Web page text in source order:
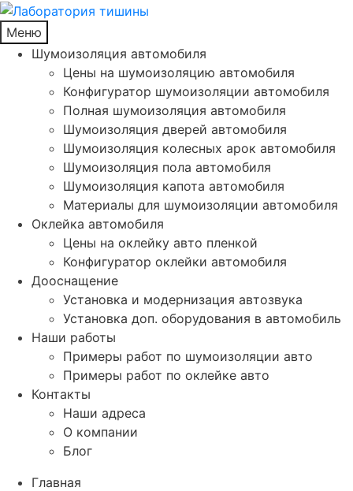
Меню
Шумоизоляция автомобиля
Цены на шумоизоляцию автомобиля
Конфигуратор шумоизоляции автомобиля
Полная шумоизоляция автомобиля
Шумоизоляция дверей автомобиля
Шумоизоляция колесных арок автомобиля
Шумоизоляция пола автомобиля
Шумоизоляция капота автомобиля
Материалы для шумоизоляции автомобиля
Оклейка автомобиля
Цены на оклейку авто пленкой
Конфигуратор оклейки автомобиля
Дооснащение
Установка и модернизация автозвука
Установка доп. оборудования в автомобиль
Наши работы
Примеры работ по шумоизоляции авто
Примеры работ по оклейке авто
Контакты
Наши адреса
О компании
Блог
Главная